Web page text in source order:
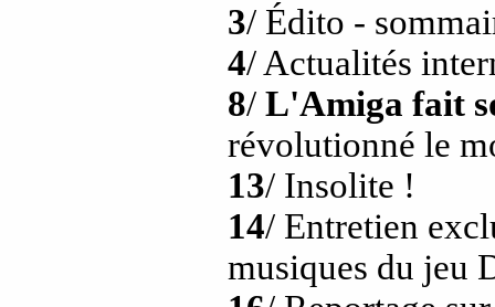
3/ Édito -
4/ Actualités
8/ L'Amiga fait
révolutionné le
13/ Insolite !
14/ Entretien
musiques du jeu